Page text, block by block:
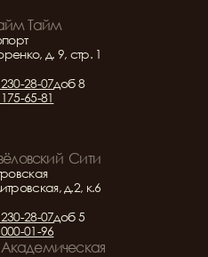
Тайм
д. 9, стр. 1
28-07доб 8
65-81
Сити
д.2, к.6
28-07доб 5
01-96